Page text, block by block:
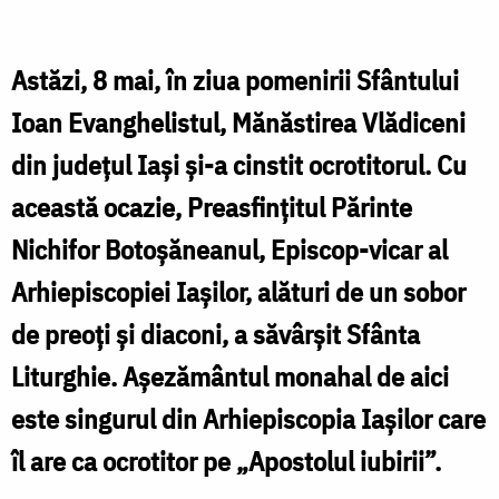
care
îl
are
ca
ocrotitor
pe
Sfântul
Ioan
Evanghelistul
a
Astăzi, 8 mai, în ziua pomenirii Sfântului
Ioan Evanghelistul, Mănăstirea Vlădiceni
din judeţul Iaşi și-a cinstit ocrotitorul. Cu
această ocazie, Preasfinţitul Părinte
Nichifor Botoşăneanul, Episcop-vicar al
Arhiepiscopiei Iaşilor, alături de un sobor
de preoţi şi diaconi, a săvârșit Sfânta
Liturghie. Așezământul monahal de aici
este singurul din Arhiepiscopia Iașilor care
îl are ca ocrotitor pe „Apostolul iubirii”.